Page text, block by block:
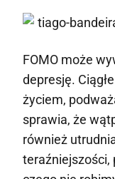
FOMO może
depresję.
życiem,
sprawia, że
również
teraźniejszości,